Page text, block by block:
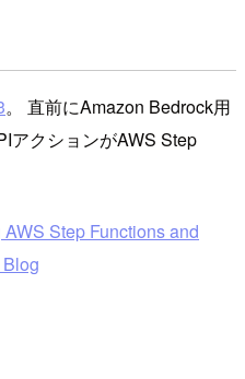
。 直前にAmazon Bedrock用
アクションがAWS Step
Step Functions and